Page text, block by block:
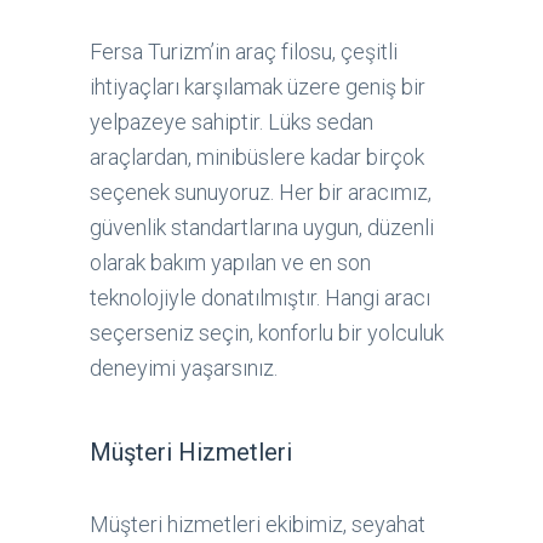
Fersa Turizm’in araç filosu, çeşitli
ihtiyaçları karşılamak üzere geniş bir
yelpazeye sahiptir. Lüks sedan
araçlardan, minibüslere kadar birçok
seçenek sunuyoruz. Her bir aracımız,
güvenlik standartlarına uygun, düzenli
olarak bakım yapılan ve en son
teknolojiyle donatılmıştır. Hangi aracı
seçerseniz seçin, konforlu bir yolculuk
deneyimi yaşarsınız.
Müşteri Hizmetleri
Müşteri hizmetleri ekibimiz, seyahat